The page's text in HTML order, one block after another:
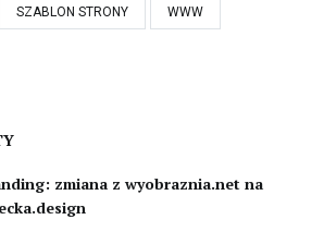
SZABLON STRONY WWW
zmiana z wyobraznia.net na